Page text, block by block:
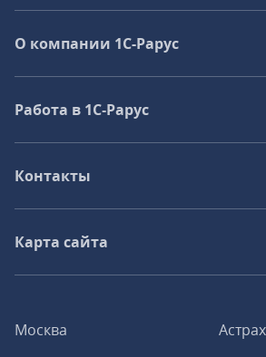
Москва
О компании 1C-Рарус
Работа в 1С‑Рарус
Контакты
Карта сайта